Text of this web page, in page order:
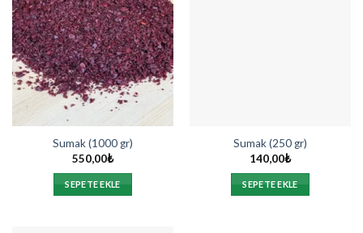
Sumak (1000 gr)
550,00₺
SEPETE EKLE
Sumak (250 gr)
140,00₺
SEPETE EKLE